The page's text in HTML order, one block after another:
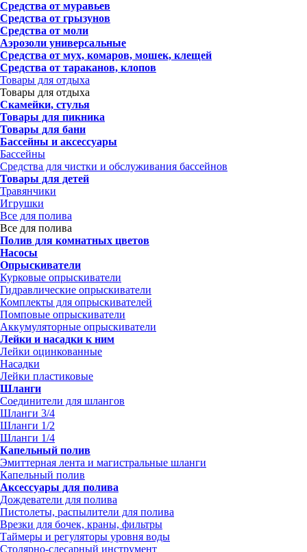
Средства от муравьев
Средства от грызунов
Средства от моли
Аэрозоли универсальные
Средства от мух, комаров, мошек, клещей
Средства от тараканов, клопов
Товары для отдыха
Товары для отдыха
Скамейки, стулья
Товары для пикника
Товары для бани
Бассейны и аксессуары
Бассейны
Средства для чистки и обслуживания бассейнов
Товары для детей
Травянчики
Игрушки
Все для полива
Все для полива
Полив для комнатных цветов
Насосы
Опрыскиватели
Курковые опрыскиватели
Гидравлические опрыскиватели
Комплекты для опрыскивателей
Помповые опрыскиватели
Аккумуляторные опрыскиватели
Лейки и насадки к ним
Лейки оцинкованные
Насадки
Лейки пластиковые
Шланги
Соединители для шлангов
Шланги 3/4
Шланги 1/2
Шланги 1/4
Капельный полив
Эмиттерная лента и магистральные шланги
Капельный полив
Аксессуары для полива
Дождеватели для полива
Пистолеты, распылители для полива
Врезки для бочек, краны, фильтры
Таймеры и регуляторы уровня воды
Столярно-слесарный инструмент